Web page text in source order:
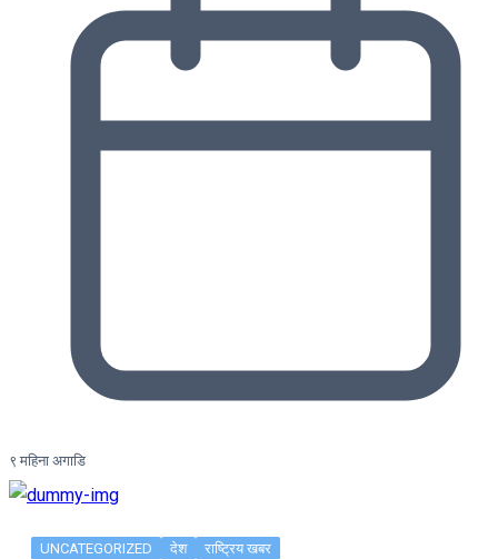
९ महिना अगाडि
UNCATEGORIZED देश राष्ट्रिय खबर